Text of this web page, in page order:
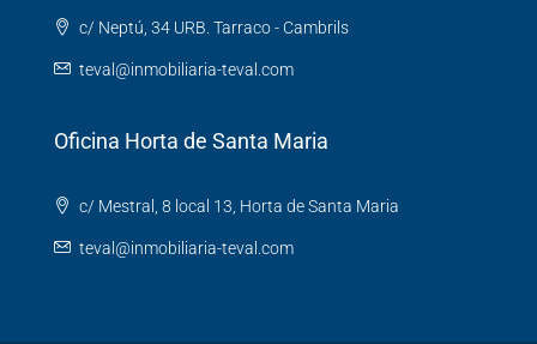
c/ Neptú, 34 URB. Tarraco - Cambrils
teval@inmobiliaria-teval.com
Oficina Horta de Santa Maria
c/ Mestral, 8 local 13, Horta de Santa Maria
teval@inmobiliaria-teval.com